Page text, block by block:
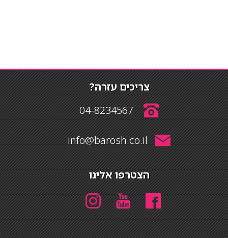
צריכים עזרה?
04-8234567
info@barosh.co.il
הצטרפו אלינו